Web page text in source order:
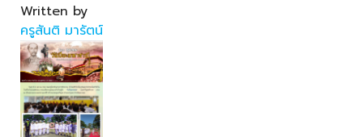
Written by
ครูสันติ มารัตน์